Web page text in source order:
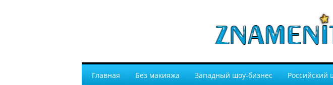
Главная Без макияжа Западный шоу-бизнес Российский